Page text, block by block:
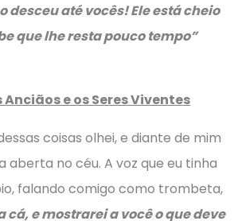
desceu até vocês! Ele está cheio
que lhe resta pouco tempo”
Anciãos e os Seres Viventes
coisas olhei, e diante de mim
aberta no céu. A voz que eu tinha
falando comigo como trombeta,
cá, e mostrarei a você o que deve